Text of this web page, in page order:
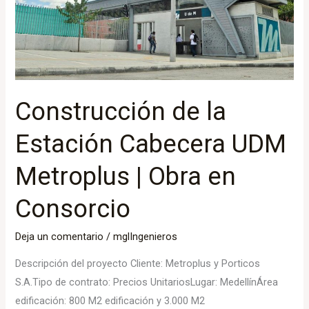
Construcción de la
Estación Cabecera UDM
Metroplus | Obra en
Consorcio
Deja un comentario /mglIngenieros
Descripción del proyecto Cliente: Metroplus y Porticos
S.A.Tipo de contrato: Precios UnitariosLugar: MedellínÁrea
edificación: 800 M2 edificación y 3.000 M2
Metroplus
|
Obra
en